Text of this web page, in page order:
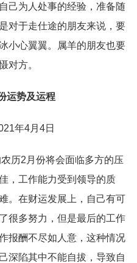
己为人处事的经验，准备随
对于走仕途的朋友来说，要
小心翼翼。属羊的朋友也要
对方。
势及运程
年4月4日
2月份将会面临多方的压
，工作能力受到领导的质
。在财运发展上，自己有可
很多努力，但是最后的工作
报酬不尽如人意，这种情况
深陷其中不能自拔，导致自